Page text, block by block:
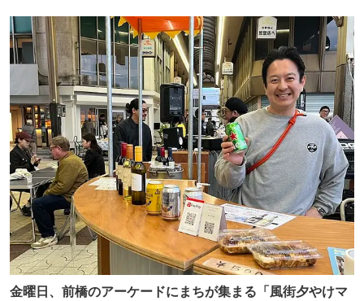
金曜日、前橋のアーケードにまちが集まる「風街夕やけマ